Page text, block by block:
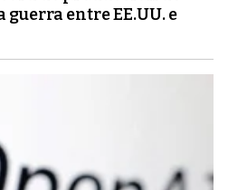
entre EE.UU. e